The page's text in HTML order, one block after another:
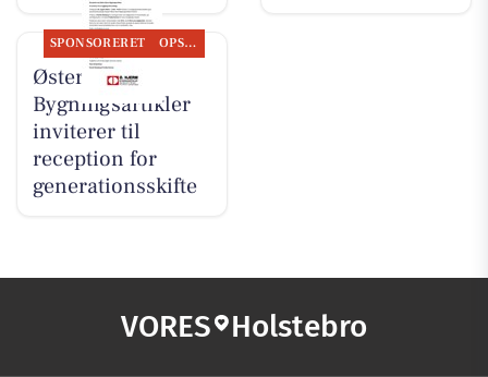
SPONSORERET OPSLAGSTAVLEN
Øster Hjerm
Bygningsartikler
inviterer til
reception for
generationsskifte
VORES Holstebro